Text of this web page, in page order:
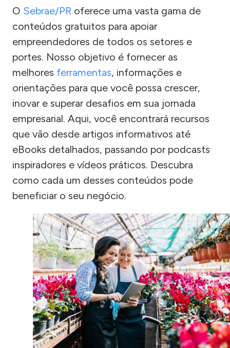
O Sebrae/PR oferece uma vasta gama de
conteúdos gratuitos para apoiar
empreendedores de todos os setores e
portes. Nosso objetivo é fornecer as
melhores ferramentas, informações e
orientações para que você possa crescer,
inovar e superar desafios em sua jornada
empresarial. Aqui, você encontrará recursos
que vão desde artigos informativos até
eBooks detalhados, passando por podcasts
inspiradores e vídeos práticos. Descubra
como cada um desses conteúdos pode
beneficiar o seu negócio.